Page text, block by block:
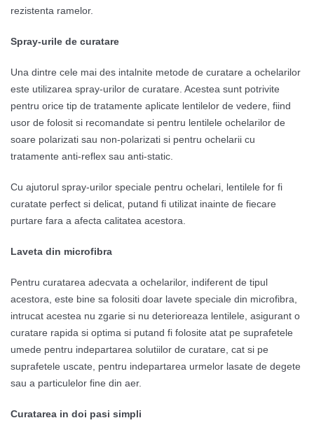
rezistenta ramelor.
Spray-urile de curatare
Una dintre cele mai des intalnite metode de curatare a ochelarilor
este utilizarea spray-urilor de curatare. Acestea sunt potrivite
pentru orice tip de tratamente aplicate lentilelor de vedere, fiind
usor de folosit si recomandate si pentru lentilele ochelarilor de
soare polarizati sau non-polarizati si pentru ochelarii cu
tratamente anti-reflex sau anti-static.
Cu ajutorul spray-urilor speciale pentru ochelari, lentilele for fi
curatate perfect si delicat, putand fi utilizat inainte de fiecare
purtare fara a afecta calitatea acestora.
Laveta din microfibra
Pentru curatarea adecvata a ochelarilor, indiferent de tipul
acestora, este bine sa folositi doar lavete speciale din microfibra,
intrucat acestea nu zgarie si nu deterioreaza lentilele, asigurant o
curatare rapida si optima si putand fi folosite atat pe suprafetele
umede pentru indepartarea solutiilor de curatare, cat si pe
suprafetele uscate, pentru indepartarea urmelor lasate de degete
sau a particulelor fine din aer.
Curatarea in doi pasi simpli